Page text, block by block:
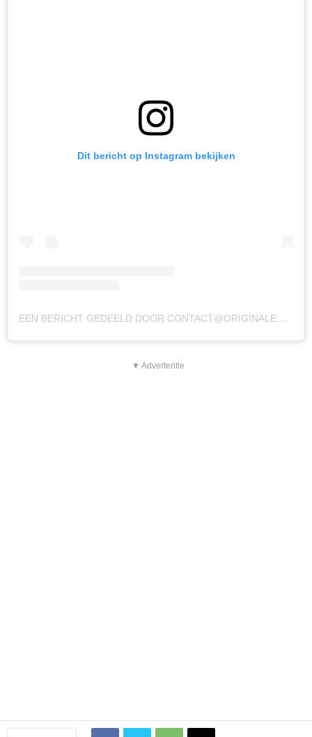
Dit bericht op Instagram bekijken
EEN BERICHT GEDEELD DOOR CONTACT@ORIGINALE.NL
▼ Advertentie